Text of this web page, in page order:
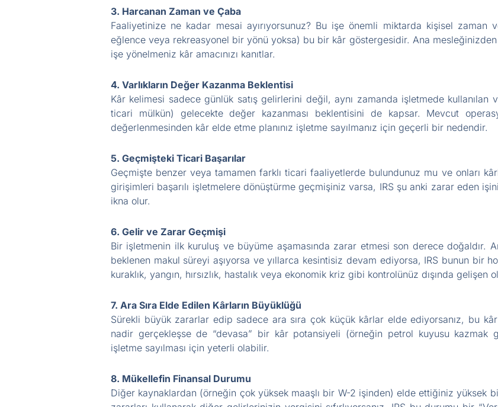
3. Harcanan Zaman ve Çaba
Faaliyetinize ne kadar mesai ayırıyorsunuz? Bu işe önemli miktarda kişisel zaman
eğlence veya rekreasyonel bir yönü yoksa) bu bir kâr göstergesidir. Ana mesleğinizden
işe yönelmeniz kâr amacınızı kanıtlar.
4. Varlıkların Değer Kazanma Beklentisi
Kâr kelimesi sadece günlük satış gelirlerini değil, aynı zamanda işletmede kullanılan
ticari mülkün) gelecekte değer kazanması beklentisini de kapsar. Mevcut
değerlenmesinden kâr elde etme planınız işletme sayılmanız için geçerli bir nedendir.
5. Geçmişteki Ticari Başarılar
Geçmişte benzer veya tamamen farklı ticari faaliyetlerde bulundunuz mu ve onları
girişimleri başarılı işletmelere dönüştürme geçmişiniz varsa, IRS şu anki zarar eden
ikna olur.
6. Gelir ve Zarar Geçmişi
Bir işletmenin ilk kuruluş ve büyüme aşamasında zarar etmesi son derece doğaldır.
beklenen makul süreyi aşıyorsa ve yıllarca kesintisiz devam ediyorsa, IRS bunun bir
kuraklık, yangın, hırsızlık, hastalık veya ekonomik kriz gibi kontrolünüz dışında gelişen
7. Ara Sıra Elde Edilen Kârların Büyüklüğü
Sürekli büyük zararlar edip sadece ara sıra çok küçük kârlar elde ediyorsanız, bu
nadir gerçekleşse de “devasa” bir kâr potansiyeli (örneğin petrol kuyusu
işletme sayılması için yeterli olabilir.
8. Mükellefin Finansal Durumu
Diğer kaynaklardan (örneğin çok yüksek maaşlı bir W-2 işinden) elde ettiğiniz yüksek